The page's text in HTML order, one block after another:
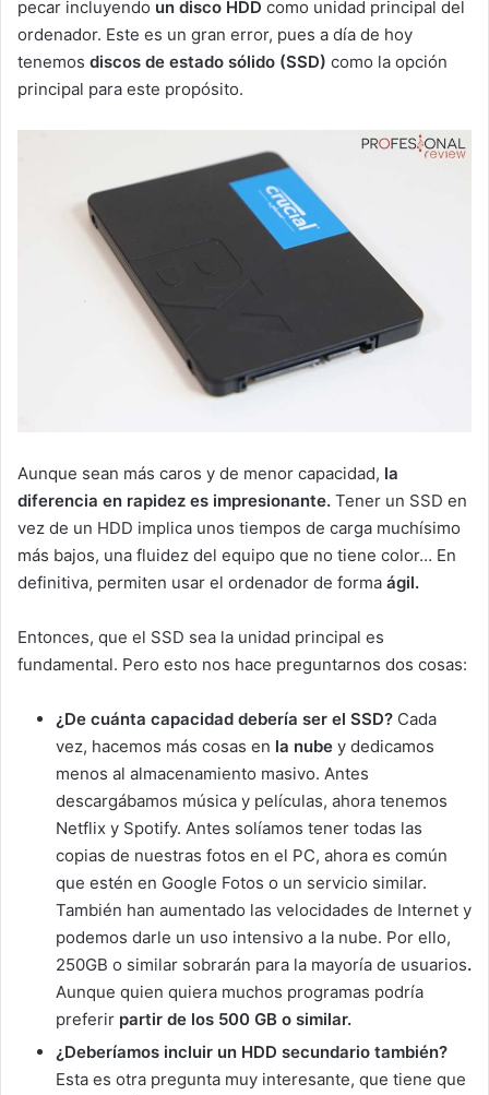
pecar incluyendo un disco HDD como unidad principal del
ordenador. Este es un gran error, pues a día de hoy
tenemos discos de estado sólido (SSD) como la opción
principal para este propósito.
Aunque sean más caros y de menor capacidad, la
diferencia en rapidez es impresionante. Tener un SSD en
vez de un HDD implica unos tiempos de carga muchísimo
más bajos, una fluidez del equipo que no tiene color… En
definitiva, permiten usar el ordenador de forma ágil.
Entonces, que el SSD sea la unidad principal es
fundamental. Pero esto nos hace preguntarnos dos cosas:
¿De cuánta capacidad debería ser el SSD? Cada
vez, hacemos más cosas en la nube y dedicamos
menos al almacenamiento masivo. Antes
descargábamos música y películas, ahora tenemos
Netflix y Spotify. Antes solíamos tener todas las
copias de nuestras fotos en el PC, ahora es común
que estén en Google Fotos o un servicio similar.
También han aumentado las velocidades de Internet y
podemos darle un uso intensivo a la nube. Por ello,
250GB o similar sobrarán para la mayoría de usuarios.
Aunque quien quiera muchos programas podría
preferir partir de los 500 GB o similar.
¿Deberíamos incluir un HDD secundario también?
Esta es otra pregunta muy interesante, que tiene que